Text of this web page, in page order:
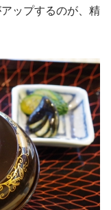
ップするのが、精